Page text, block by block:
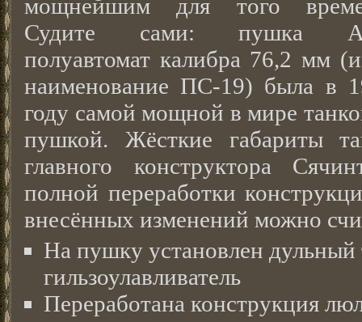
мощнейшим для того
Судите сами: пушка
полуавтомат калибра 76,2 мм
наименование ПС-19) была в
году самой мощной в мире
пушкой. Жёсткие габариты
главного конструктора
полной переработки
внесённых изменений можно
На пушку установлен
гильзоулавливатель
Переработана конструкция